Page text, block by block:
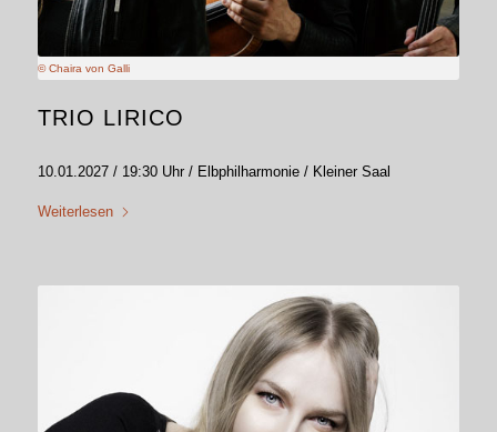
© Chaira von Galli
TRIO LIRICO
10.01.2027 / 19:30 Uhr / Elbphilharmonie / Kleiner Saal
Weiterlesen